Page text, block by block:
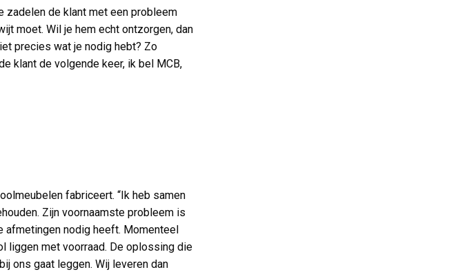
zadelen de klant met een probleem
moet. Wil je hem echt ontzorgen, dan
precies wat je nodig hebt? Zo
klant de volgende keer, ik bel MCB,
fabriceert. “Ik heb samen
Zijn voornaamste probleem is
nodig heeft. Momenteel
liggen met voorraad. De oplossing die
ons gaat leggen. Wij leveren dan